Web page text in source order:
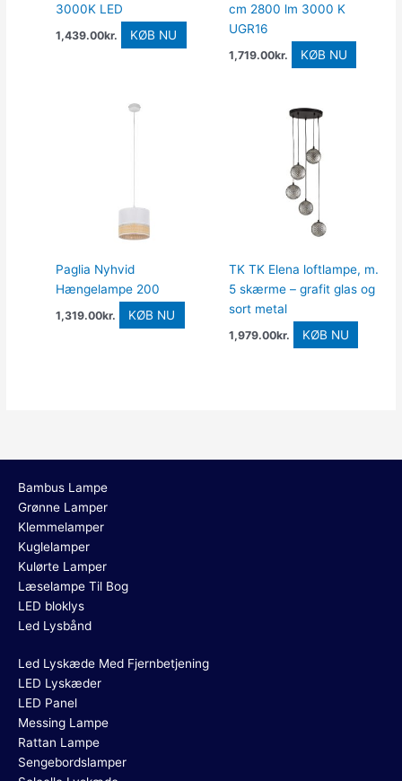
3000K LED
1,439.00kr. KØB NU
cm 2800 lm 3000 K
UGR16
1,719.00kr. KØB NU
Paglia Nyhvid
Hængelampe 200
1,319.00kr. KØB NU
TK TK Elena loftlampe, m.
5 skærme – grafit glas og
sort metal
1,979.00kr. KØB NU
Bambus Lampe
Grønne Lamper
Klemmelamper
Kuglelamper
Kulørte Lamper
Læselampe Til Bog
LED bloklys
Led Lysbånd
Led Lyskæde Med Fjernbetjening
LED Lyskæder
LED Panel
Messing Lampe
Rattan Lampe
Sengebordslamper